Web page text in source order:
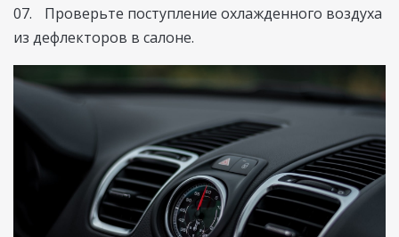
Проверьте поступление охлажденного воздуха
из дефлекторов в салоне.